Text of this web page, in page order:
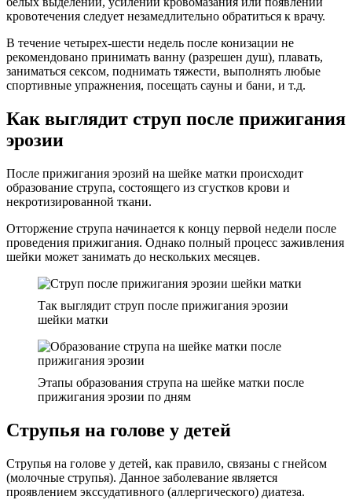
кровотечения следует незамедлительно обратиться к врачу.
В течение четырех-шести недель после конизации не
рекомендовано принимать ванну (разрешен душ), плавать,
заниматься сексом, поднимать тяжести, выполнять любые
спортивные упражнения, посещать сауны и бани, и т.д.
Как выглядит струп после прижигания
эрозии
После прижигания эрозий на шейке матки происходит
образование струпа, состоящего из сгустков крови и
некротизированной ткани.
Отторжение струпа начинается к концу первой недели после
проведения прижигания. Однако полный процесс заживления
шейки может занимать до нескольких месяцев.
Так выглядит струп после прижигания эрозии
шейки матки
Этапы образования струпа на шейке матки после
прижигания эрозии по дням
Струпья на голове у детей
Струпья на голове у детей, как правило, связаны с гнейсом
(молочные струпья). Данное заболевание является
проявлением экссудативного (аллергического) диатеза.